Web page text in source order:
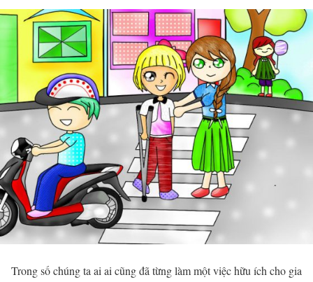
Trong số chúng ta ai ai cũng đã từng làm một việc hữu ích cho gia